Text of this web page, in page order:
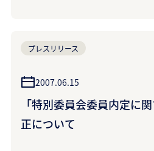
プレスリリース
2007.06.15
「特別委員会委員内定に
正について